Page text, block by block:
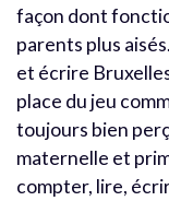
façon dont
parents plus
et écrire
place du jeu
toujours bien
maternelle et
compter, lire,